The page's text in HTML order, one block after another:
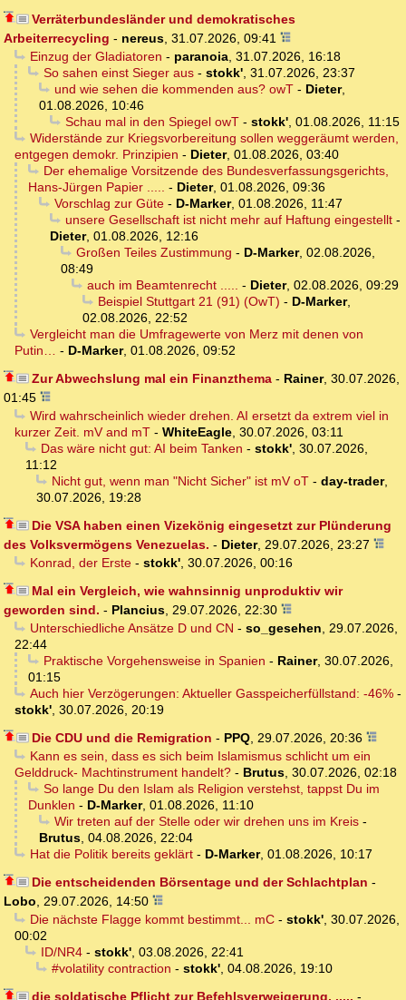
Verräterbundesländer und demokratisches
Arbeiterrecycling - nereus, 31.07.2026, 09:41
Einzug der Gladiatoren - paranoia, 31.07.2026, 16:18
So sahen einst Sieger aus- stokk', 31.07.2026, 23:37
und wie sehen die kommenden aus? owT- Dieter,
01.08.2026, 10:46
Schau mal in den Spiegel owT- stokk', 01.08.2026, 11:15
Widerstände zur Kriegsvorbereitung sollen weggeräumt werden,
entgegen demokr. Prinzipien - Dieter, 01.08.2026, 03:40
Der ehemalige Vorsitzende des Bundesverfassungsgerichts,
Hans-Jürgen Papier ..... - Dieter, 01.08.2026, 09:36
Vorschlag zur Güte- D-Marker, 01.08.2026, 11:47
unsere Gesellschaft ist nicht mehr auf Haftung eingestellt-
Dieter, 01.08.2026, 12:16
Großen Teiles Zustimmung - D-Marker, 02.08.2026,
08:49
auch im Beamtenrecht ..... - Dieter, 02.08.2026, 09:29
Beispiel Stuttgart 21 (91) (OwT) - D-Marker,
02.08.2026, 22:52
Vergleicht man die Umfragewerte von Merz mit denen von
Putin… - D-Marker, 01.08.2026, 09:52
Zur Abwechslung mal ein Finanzthema- Rainer, 30.07.2026,
01:45
Wird wahrscheinlich wieder drehen. AI ersetzt da extrem viel in
kurzer Zeit. mV and mT - WhiteEagle, 30.07.2026, 03:11
Das wäre nicht gut: AI beim Tanken - stokk', 30.07.2026,
11:12
Nicht gut, wenn man "Nicht Sicher" ist mV oT- day-trader,
30.07.2026, 19:28
Die VSA haben einen Vizekönig eingesetzt zur Plünderung
des Volksvermögens Venezuelas. - Dieter, 29.07.2026, 23:27
Konrad, der Erste- stokk', 30.07.2026, 00:16
Mal ein Vergleich, wie wahnsinnig unproduktiv wir
geworden sind. - Plancius, 29.07.2026, 22:30
Unterschiedliche Ansätze D und CN - so_gesehen, 29.07.2026,
22:44
Praktische Vorgehensweise in Spanien - Rainer, 30.07.2026,
01:15
Auch hier Verzögerungen: Aktueller Gasspeicherfüllstand: -46%-
stokk', 30.07.2026, 20:19
Die CDU und die Remigration - PPQ, 29.07.2026, 20:36
Kann es sein, dass es sich beim Islamismus schlicht um ein
Gelddruck- Machtinstrument handelt? - Brutus, 30.07.2026, 02:18
So lange Du den Islam als Religion verstehst, tappst Du im
Dunklen - D-Marker, 01.08.2026, 11:10
Wir treten auf der Stelle oder wir drehen uns im Kreis-
Brutus, 04.08.2026, 22:04
Hat die Politik bereits geklärt- D-Marker, 01.08.2026, 10:17
Die entscheidenden Börsentage und der Schlachtplan -
Lobo, 29.07.2026, 14:50
Die nächste Flagge kommt bestimmt... mC- stokk', 30.07.2026,
00:02
ID/NR4- stokk', 03.08.2026, 22:41
#volatility contraction - stokk', 04.08.2026, 19:10
die soldatische Pflicht zur Befehlsverweigerung, ..... -